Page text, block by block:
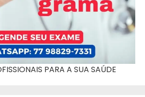
PARA A SUA SAÚDE